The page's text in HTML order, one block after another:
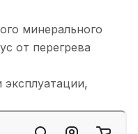
минерального
от перегрева